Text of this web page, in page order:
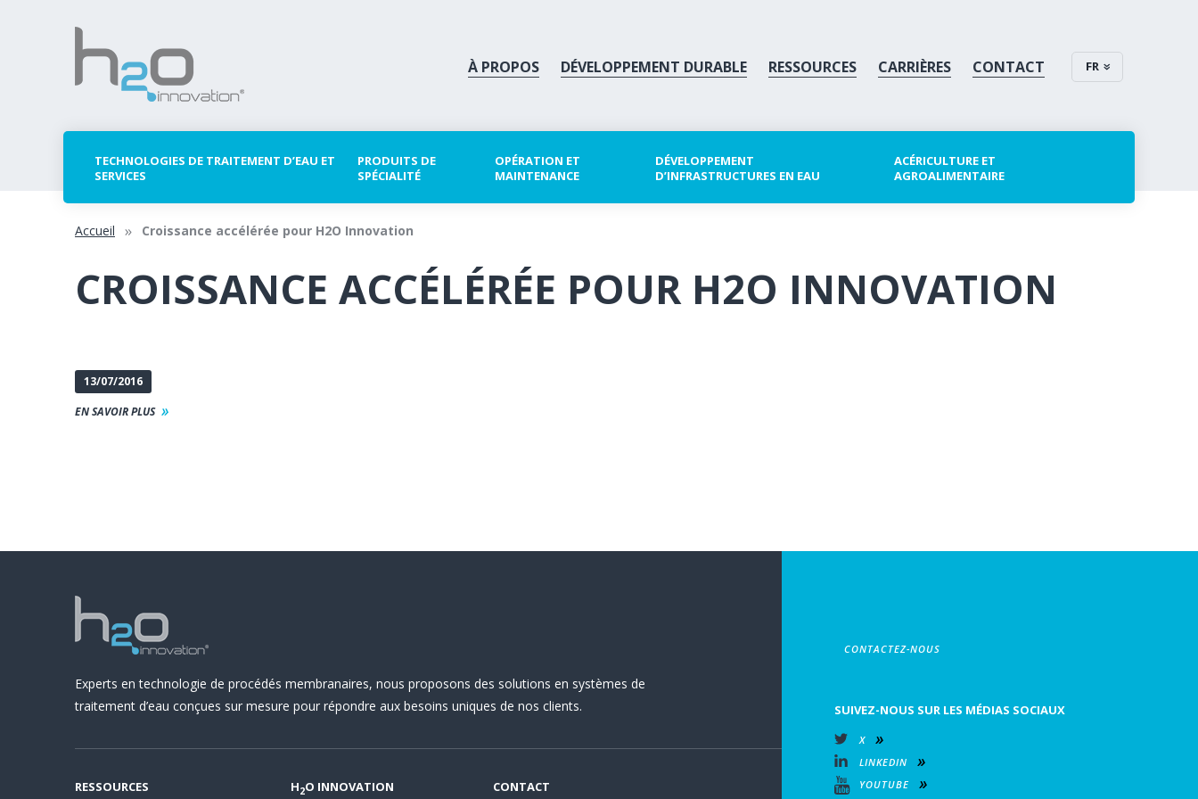
À PROPOS DÉVELOPPEMENT DURABLE RESSOURCES CARRIÈRES CONTACT FR
TECHNOLOGIES DE TRAITEMENT D’EAU ET
SERVICES
PRODUITS DE
SPÉCIALITÉ
OPÉRATION ET
MAINTENANCE
DÉVELOPPEMENT
D’INFRASTRUCTURES EN EAU
ACÉRICULTURE ET
AGROALIMENTAIRE
Accueil Croissance accélérée pour H2O Innovation
CROISSANCE ACCÉLÉRÉE POUR H2O INNOVATION
13/07/2016
EN SAVOIR PLUS
Experts en technologie de procédés membranaires, nous proposons des solutions en systèmes de
traitement d’eau conçues sur mesure pour répondre aux besoins uniques de nos clients.
RESSOURCES H2O INNOVATION CONTACT
CONTACTEZ-NOUS
SUIVEZ-NOUS SUR LES MÉDIAS SOCIAUX
X
LINKEDIN
YOUTUBE